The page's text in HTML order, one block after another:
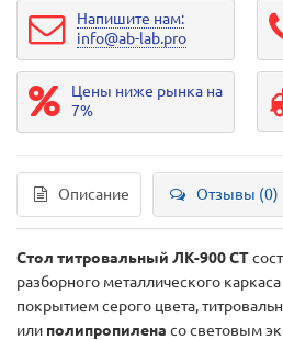
Напишите нам:
info@ab-lab.pro
Цены ниже рынка на
7%
Описание Отзывы (0)
Стол титровальный ЛК-900 СТ
разборного металлического
покрытием серого цвета,
или полипропилена со световым